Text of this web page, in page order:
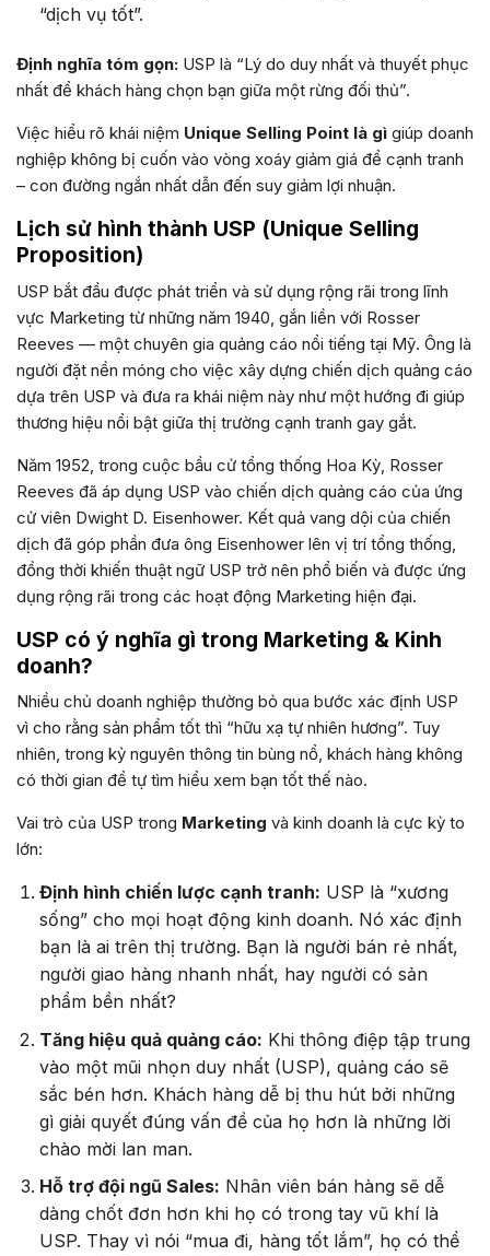
“dịch vụ tốt”.
Định nghĩa tóm gọn: USP là “Lý do duy nhất và thuyết phục
nhất để khách hàng chọn bạn giữa một rừng đối thủ”.
Việc hiểu rõ khái niệm Unique Selling Point là gì giúp doanh
nghiệp không bị cuốn vào vòng xoáy giảm giá để cạnh tranh
– con đường ngắn nhất dẫn đến suy giảm lợi nhuận.
Lịch sử hình thành USP (Unique Selling
Proposition)
USP bắt đầu được phát triển và sử dụng rộng rãi trong lĩnh
vực Marketing từ những năm 1940, gắn liền với Rosser
Reeves — một chuyên gia quảng cáo nổi tiếng tại Mỹ. Ông là
người đặt nền móng cho việc xây dựng chiến dịch quảng cáo
dựa trên USP và đưa ra khái niệm này như một hướng đi giúp
thương hiệu nổi bật giữa thị trường cạnh tranh gay gắt.
Năm 1952, trong cuộc bầu cử tổng thống Hoa Kỳ, Rosser
Reeves đã áp dụng USP vào chiến dịch quảng cáo của ứng
cử viên Dwight D. Eisenhower. Kết quả vang dội của chiến
dịch đã góp phần đưa ông Eisenhower lên vị trí tổng thống,
đồng thời khiến thuật ngữ USP trở nên phổ biến và được ứng
dụng rộng rãi trong các hoạt động Marketing hiện đại.
USP có ý nghĩa gì trong Marketing & Kinh
doanh?
Nhiều chủ doanh nghiệp thường bỏ qua bước xác định USP
vì cho rằng sản phẩm tốt thì “hữu xạ tự nhiên hương”. Tuy
nhiên, trong kỷ nguyên thông tin bùng nổ, khách hàng không
có thời gian để tự tìm hiểu xem bạn tốt thế nào.
Vai trò của USP trong Marketing và kinh doanh là cực kỳ to
lớn:
Định hình chiến lược cạnh tranh: USP là “xương
sống” cho mọi hoạt động kinh doanh. Nó xác định
bạn là ai trên thị trường. Bạn là người bán rẻ nhất,
người giao hàng nhanh nhất, hay người có sản
phẩm bền nhất?
Tăng hiệu quả quảng cáo: Khi thông điệp tập trung
vào một mũi nhọn duy nhất (USP), quảng cáo sẽ
sắc bén hơn. Khách hàng dễ bị thu hút bởi những
gì giải quyết đúng vấn đề của họ hơn là những lời
chào mời lan man.
Hỗ trợ đội ngũ Sales: Nhân viên bán hàng sẽ dễ
dàng chốt đơn hơn khi họ có trong tay vũ khí là
USP. Thay vì nói “mua đi, hàng tốt lắm”, họ có thể